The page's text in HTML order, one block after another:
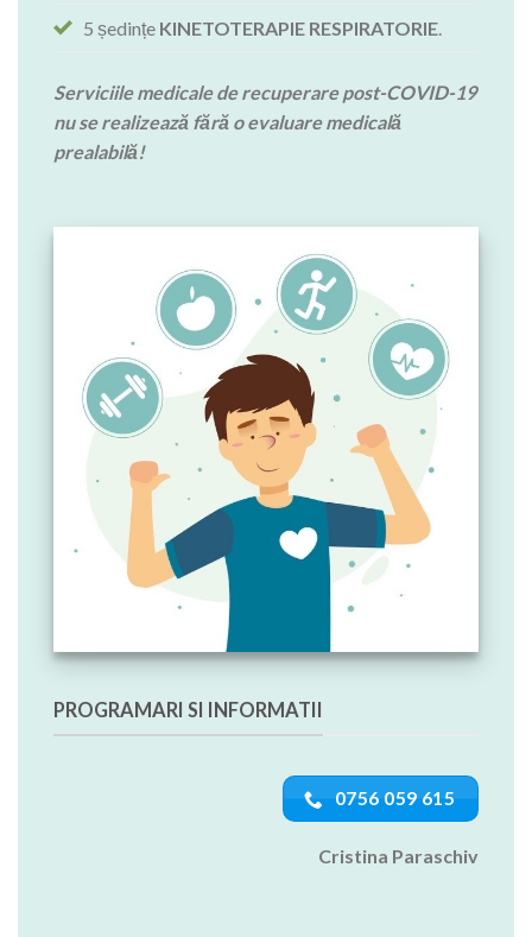
5 ședințe KINETOTERAPIE RESPIRATORIE.
Serviciile medicale de recuperare post-COVID-19
nu se realizează fără o evaluare medicală
prealabilă!
PROGRAMARI SI INFORMATII
0756 059 615
Cristina Paraschiv